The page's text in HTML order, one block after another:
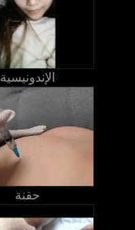
الإندونيسية
حقنة